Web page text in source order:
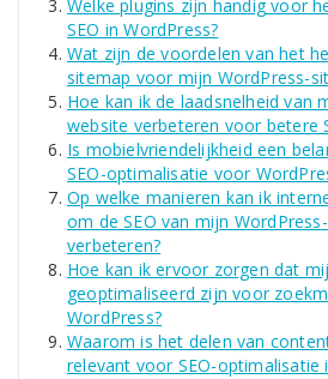
Welke plugins zijn handig voor
SEO in WordPress?
Wat zijn de voordelen van het
sitemap voor mijn WordPress-
Hoe kan ik de laadsnelheid van
website verbeteren voor betere
Is mobielvriendelijkheid een
SEO-optimalisatie voor
Op welke manieren kan ik
om de SEO van mijn
verbeteren?
Hoe kan ik ervoor zorgen dat
geoptimaliseerd zijn voor
WordPress?
Waarom is het delen van
relevant voor SEO-optimalisatie